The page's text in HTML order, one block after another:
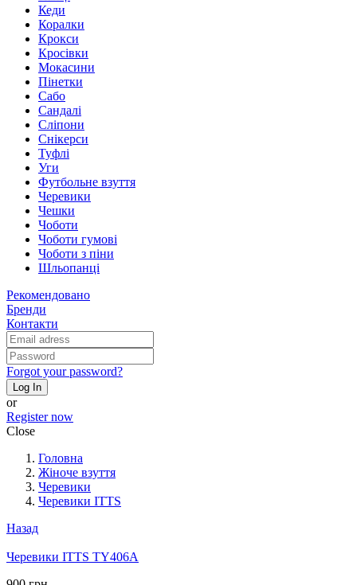
Кеди
Коралки
Крокси
Кросівки
Мокасини
Пінетки
Сабо
Сандалі
Сліпони
Снікерси
Туфлі
Уги
Футбольне взуття
Черевики
Чешки
Чоботи
Чоботи гумові
Чоботи з піни
Шльопанці
Рекомендовано
Бренди
Контакти
Forgot your password?
Log In
or
Register now
Close
Головна
Жіноче взуття
Черевики
Черевики ITTS
Назад
Черевики ITTS TY406A